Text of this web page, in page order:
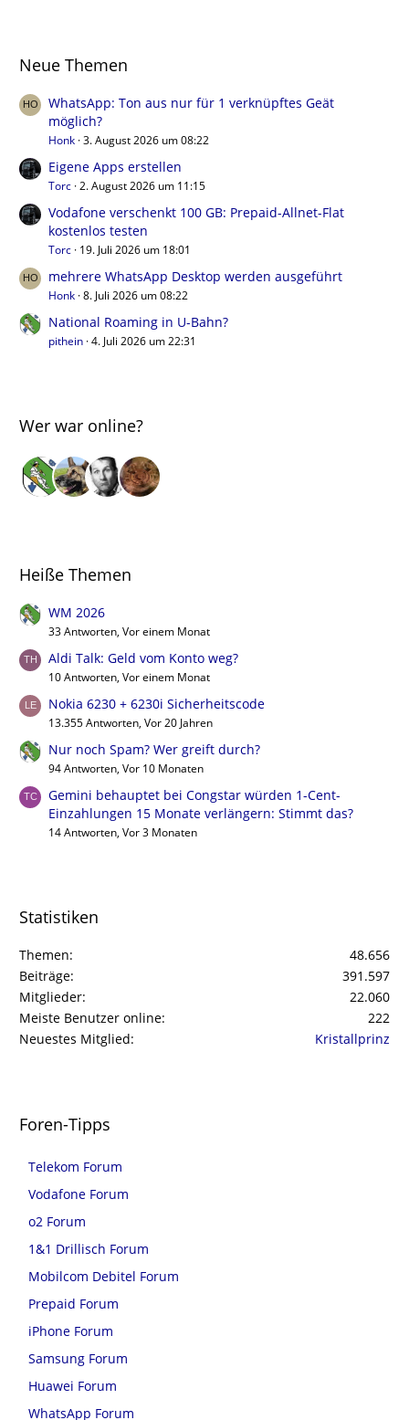
Neue Themen
WhatsApp: Ton aus nur für 1 verknüpftes Geät
möglich?
Honk 3. August 2026 um 08:22
Eigene Apps erstellen
Torc 2. August 2026 um 11:15
Vodafone verschenkt 100 GB: Prepaid-Allnet-Flat
kostenlos testen
Torc 19. Juli 2026 um 18:01
mehrere WhatsApp Desktop werden ausgeführt
Honk 8. Juli 2026 um 08:22
National Roaming in U-Bahn?
pithein 4. Juli 2026 um 22:31
Wer war online?
Heiße Themen
WM 2026
33 Antworten, Vor einem Monat
Aldi Talk: Geld vom Konto weg?
10 Antworten, Vor einem Monat
Nokia 6230 + 6230i Sicherheitscode
13.355 Antworten, Vor 20 Jahren
Nur noch Spam? Wer greift durch?
94 Antworten, Vor 10 Monaten
Gemini behauptet bei Congstar würden 1-Cent-
Einzahlungen 15 Monate verlängern: Stimmt das?
14 Antworten, Vor 3 Monaten
Statistiken
Themen
48.656
Beiträge
391.597
Mitglieder
22.060
Meiste Benutzer online
222
Neuestes Mitglied
Kristallprinz
Foren-Tipps
Telekom Forum
Vodafone Forum
o2 Forum
1&1 Drillisch Forum
Mobilcom Debitel Forum
Prepaid Forum
iPhone Forum
Samsung Forum
Huawei Forum
WhatsApp Forum